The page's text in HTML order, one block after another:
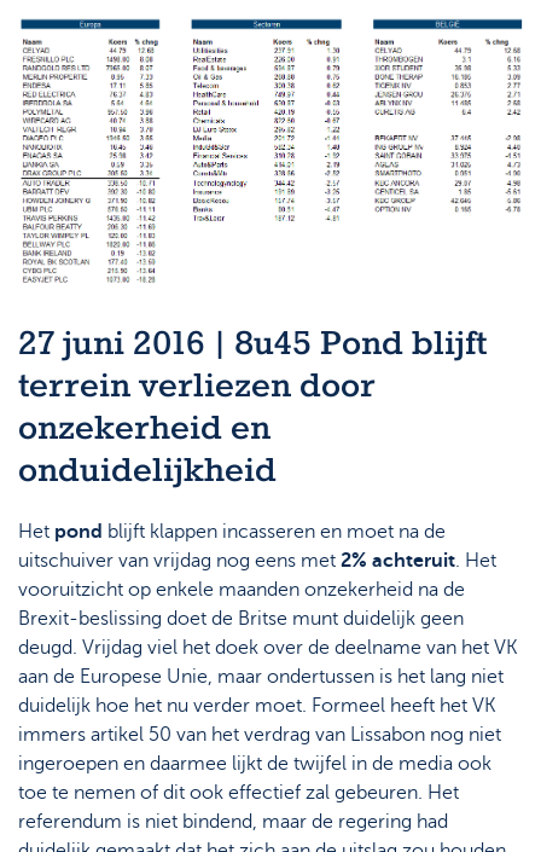
27 juni 2016 | 8u45 Pond blijft
terrein verliezen door
onzekerheid en
onduidelijkheid
Het pond blijft klappen incasseren en moet na de
uitschuiver van vrijdag nog eens met 2% achteruit . Het
vooruitzicht op enkele maanden onzekerheid na de
Brexit-beslissing doet de Britse munt duidelijk geen
deugd. Vrijdag viel het doek over de deelname van het VK
aan de Europese Unie, maar ondertussen is het lang niet
duidelijk hoe het nu verder moet. Formeel heeft het VK
immers artikel 50 van het verdrag van Lissabon nog niet
ingeroepen en daarmee lijkt de twijfel in de media ook
toe te nemen of dit ook effectief zal gebeuren. Het
referendum is niet bindend, maar de regering had